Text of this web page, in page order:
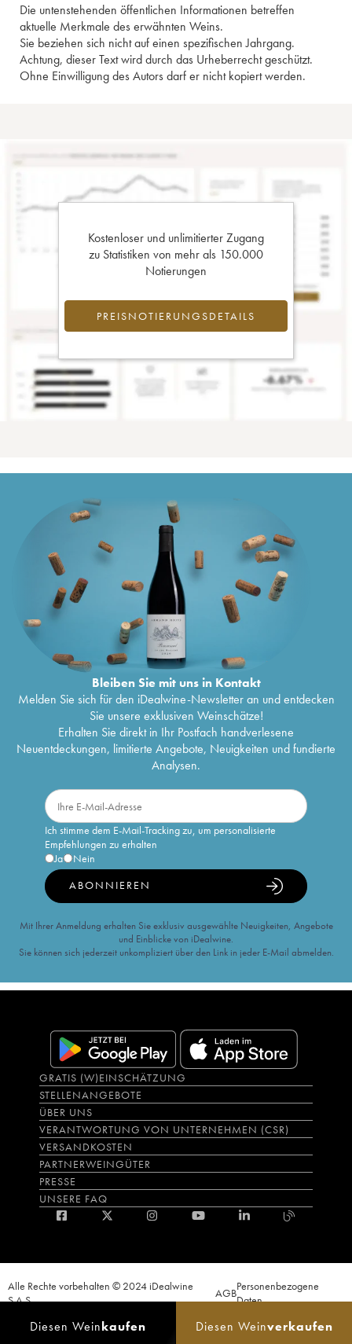
Diesen Weinkaufen Diesen Weinverkaufen
Die untenstehenden öffentlichen Informationen betreffen
aktuelle Merkmale des erwähnten Weins.
Sie beziehen sich nicht auf einen spezifischen Jahrgang.
Achtung, dieser Text wird durch das Urheberrecht geschützt.
Ohne Einwilligung des Autors darf er nicht kopiert werden.
Kostenloser und unlimitierter Zugang
zu Statistiken von mehr als 150.000
Notierungen
PREISNOTIERUNGSDETAILS
Bleiben Sie mit uns in Kontakt
Melden Sie sich für den iDealwine-Newsletter an und entdecken
Sie unsere exklusiven Weinschätze!
Erhalten Sie direkt in Ihr Postfach handverlesene
Neuentdeckungen, limitierte Angebote, Neuigkeiten und fundierte
Analysen.
Ich stimme dem E-Mail-Tracking zu, um personalisierte
Empfehlungen zu erhalten
Ja
Nein
ABONNIEREN
Mit Ihrer Anmeldung erhalten Sie exklusiv ausgewählte Neuigkeiten, Angebote
und Einblicke von iDealwine.
Sie können sich jederzeit unkompliziert über den Link in jeder E-Mail abmelden.
GRATIS (W)EINSCHÄTZUNG
STELLENANGEBOTE
ÜBER UNS
VERANTWORTUNG VON UNTERNEHMEN (CSR)
VERSANDKOSTEN
PARTNERWEINGÜTER
PRESSE
UNSERE FAQ
Alle Rechte vorbehalten © 2024 iDealwine
S.A.S.
AGBPersonenbezogene
Daten
Verkaufs verlangt. CODE DE LA SANTÉ PUBLIQUE, ART.L.3342-1 et L.3353-3